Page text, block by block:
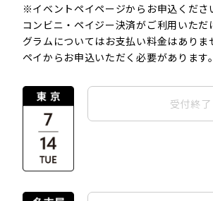
※イベントペイページからお申込くださ
コンビニ・ペイジー決済がご利用いただ
グラムについてはお支払い料金はありま
ペイからお申込いただく必要があります。
受付終了